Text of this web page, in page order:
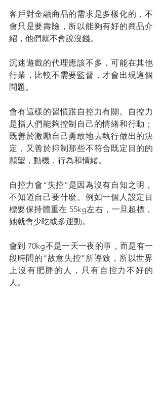
客戶對金融商品的需求是多樣化的，不
會只是要壽險，所以能夠有好的商品介
紹，他們就不會說沒錢。
沉迷遊戲的代理應該不多，可能在其他
行業，比較不需要監督，才會出現這個
問題。
會有這樣的習慣跟自控力有關。自控力
是指人們能夠控制自己的情緒和行動；
既善於激勵自己勇敢地去執行做出的決
定，又善於抑制那些不符合既定目的的
願望，動機，行為和情緒。
自控力會“失控”是因為沒有自知之明，
不知道自己要什麼。例如一個人設定目
標要保持體重在 55kg左右，一旦超標，
她就會少吃或多運動。
會到 70kg不是一天一夜的事，而是有一
段時間的“故意失控”所導致，所以世界
上沒有肥胖的人，只有自控力不好的
人。